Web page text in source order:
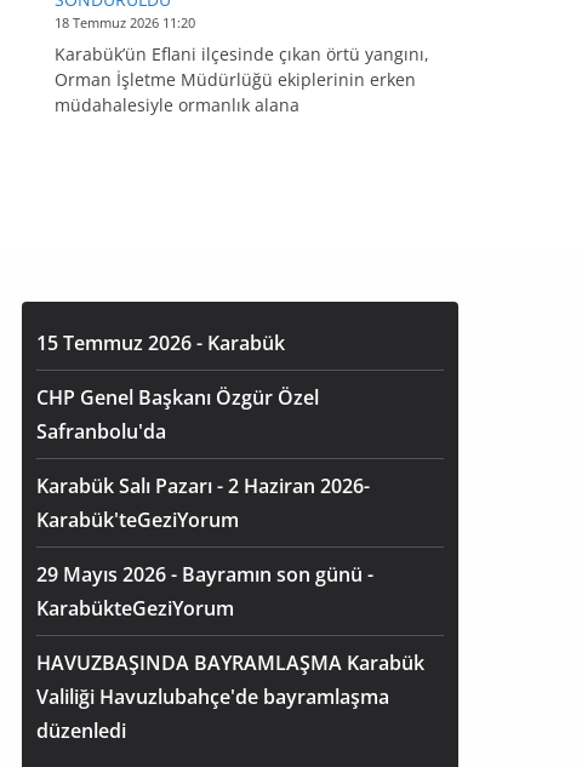
18 Temmuz 2026 11:20
Karabük’ün Eflani ilçesinde çıkan örtü yangını,
Orman İşletme Müdürlüğü ekiplerinin erken
müdahalesiyle ormanlık alana
15 Temmuz 2026 - Karabük
CHP Genel Başkanı Özgür Özel
Safranbolu'da
Karabük Salı Pazarı - 2 Haziran 2026-
Karabük'teGeziYorum
29 Mayıs 2026 - Bayramın son günü -
KarabükteGeziYorum
HAVUZBAŞINDA BAYRAMLAŞMA Karabük
Valiliği Havuzlubahçe'de bayramlaşma
düzenledi